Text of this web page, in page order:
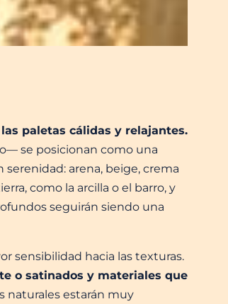
paletas cálidas y relajantes.
se posicionan como una
arena, beige, crema
como la arcilla o el barro, y
seguirán siendo una
sensibilidad hacia las texturas.
o satinados y materiales que
naturales estarán muy